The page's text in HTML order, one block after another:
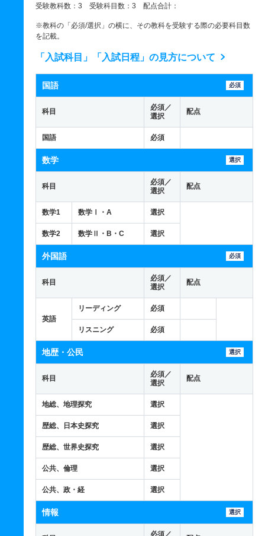
受験教科数：3 受験科目数：3 配点合計：
※教科の「必須/選択」の横に、その教科を受験する際の必要科目数
を記載。
「入試科目」「入試日程」の見方について
国語 必須
科目
必須／
選択
配点
国語 必須
数学 選択
科目
必須／
選択
配点
数学1 数学Ⅰ・A 選択
数学2 数学Ⅱ・B・C 選択
外国語 必須
科目
必須／
選択
配点
英語
リーディング 必須
リスニング 必須
地歴・公民 選択
科目
必須／
選択
配点
地総、地理探究 選択
歴総、日本史探究 選択
歴総、世界史探究 選択
公共、倫理 選択
公共、政・経 選択
情報 選択
必須／